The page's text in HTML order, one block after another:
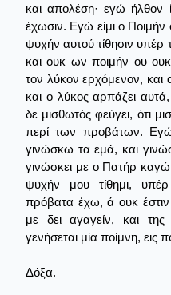
και απολέση· εγώ ήλθον
έχωσιν. Εγώ είμι ο
ψυχήν αυτού τίθησιν
και ουκ ων ποιμήν ου ουκ
τον λύκον ερχόμενον, και
και ο λύκος αρπάζει
δε μισθωτός φεύγει, ότι
περί των προβάτων.
γινώσκω τα εμά, και
γινώσκει με ο Πατήρ
ψυχήν μου τίθημι,
πρόβατα έχω, ά ουκ έστιν
με δει αγαγείν, και
γενήσεται μία ποίμνη, εις
Δόξα.